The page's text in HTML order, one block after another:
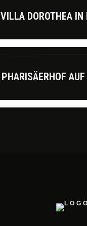
VILLA DOROTHEA IN
PHARISÄERHOF